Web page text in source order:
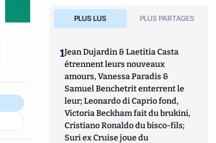
PLUS LUS PLUS PARTAGES
1Jean Dujardin & Laetitia Casta
étrennent leurs nouveaux
amours, Vanessa Paradis &
Samuel Benchetrit enterrent le
leur; Leonardo di Caprio fond,
Victoria Beckham fait du brukini,
Cristiano Ronaldo du bisco-fils;
Suri ex Cruise joue du